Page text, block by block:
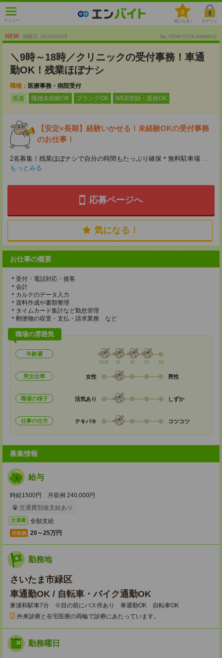
メニュー
0
気になる！ ログイン
NEW 掲載日 :2026/08/05 No.TEMPGT26-0499812
＼9時～18時／クリニックの受付事務！車通
勤OK！残業ほぼナシ
職種： 医療事務・病院受付
派遣
職種未経験OK ブランクOK WEB登録・面接OK
【安定×長期】経験いかせる！未経験OKの受付事務
のお仕事！
2名募集！残業ほぼナシで自分の時間もたっぷり確保＊無料駐車場 ...
もっとみる
応募ページへ
気になる！
お仕事の概要
＊受付・電話対応・接客
＊会計
＊カルテのデータ入力
＊資料作成や書類整理
＊タイムカード集計など勤怠管理
＊郵便物の収受・支払・請求業務 など
職場の雰囲気
年齢層
20代 30 40 50 60
男女比率 女性 男性
職場の様子 活気あり しずか
仕事の仕方 テキパキ コツコツ
募集情報
給与
時給1500円 月収例 240,000円
交通費別途支給あり
交通費 全額支給
月収例 20～25万円
勤務地
さいたま市緑区
車通勤OK / 自転車・バイク通勤OK
東浦和駅車7分 ※目の前にバス停あり 車通勤OK 自転車OK
外来診療と在宅医療の両輪で診療にあたっています。
勤務曜日